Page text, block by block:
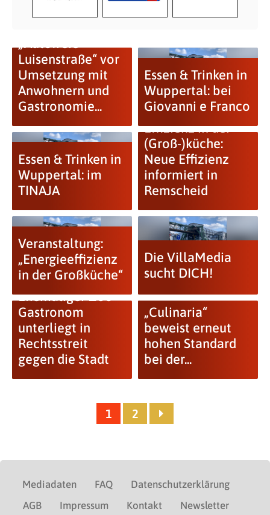
Luisenstraße“ vor
Umsetzung mit
Anwohnern und
Gastronomie...
Essen & Trinken in
Wuppertal: bei
Giovanni e Franco
Essen & Trinken in
Wuppertal: im
TINAJA
Effizienz in der
(Groß-)küche:
Neue Effizienz
informiert in
Remscheid
Veranstaltung:
„Energieeffizienz
in der Großküche“
Die VillaMedia
sucht DICH!
Ehemaliger Zoo-
Gastronom
unterliegt in
Rechtsstreit
gegen die Stadt
„Culinaria“
beweist erneut
hohen Standard
bei der...
1 2
Mediadaten FAQ
Datenschutzerklärung
AGB
Impressum Kontakt Newsletter